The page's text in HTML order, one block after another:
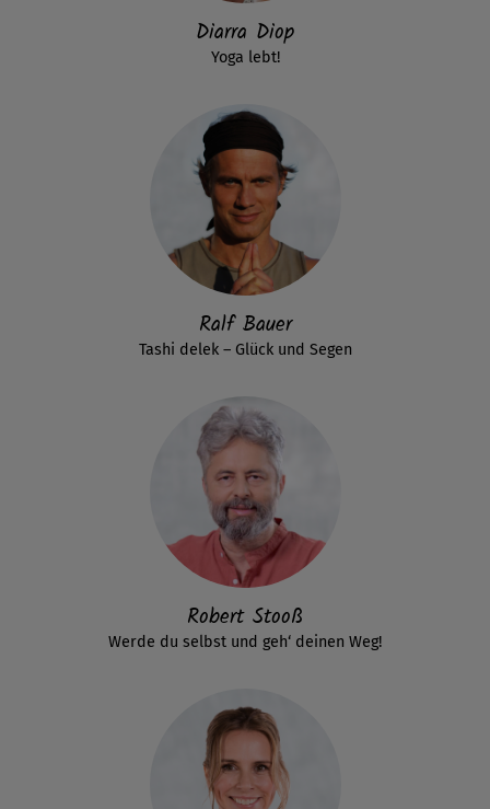
Diarra Diop
Yoga lebt!
Ralf Bauer
Tashi delek – Glück und Segen
Robert Stooß
Werde du selbst und geh‘ deinen Weg!